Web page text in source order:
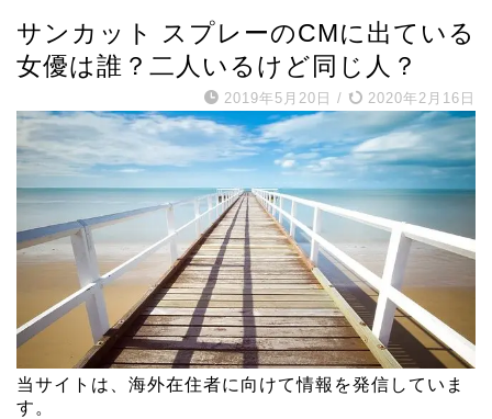
サンカット スプレーのCMに出ている
女優は誰？二人いるけど同じ人？
2019年5月20日 / 2020年2月16日
当サイトは、海外在住者に向けて情報を発信していま
す。